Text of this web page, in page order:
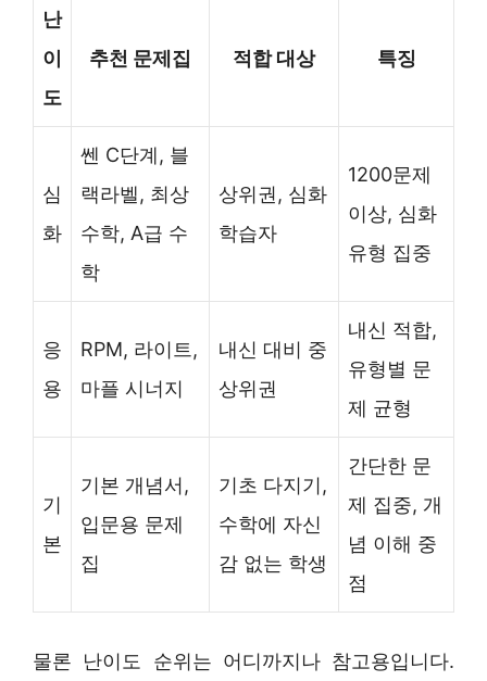
난
이
도
추천 문제집 적합 대상 특징
심
화
쎈 C단계, 블
랙라벨, 최상
수학, A급 수
학
상위권, 심화
학습자
1200문제
이상, 심화
유형 집중
응
용
RPM, 라이트,
마플 시너지
내신 대비 중
상위권
내신 적합,
유형별 문
제 균형
기
본
기본 개념서,
입문용 문제
집
기초 다지기,
수학에 자신
감 없는 학생
간단한 문
제 집중, 개
념 이해 중
점
물론 난이도 순위는 어디까지나 참고용입니다.